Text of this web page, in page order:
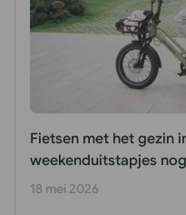
Fietsen met het gezin
weekenduitstapjes
18 mei 2026